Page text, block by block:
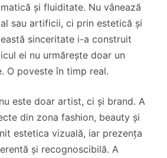
și fluiditate. Nu vânează
sau artificii, ci prin estetică și
sinceritate i-a construit
ei nu urmărește doar un
O poveste în timp real.
este doar artist, ci și brand. A
din zona fashion, beauty și
estetica vizuală, iar prezența
și recognoscibilă. A